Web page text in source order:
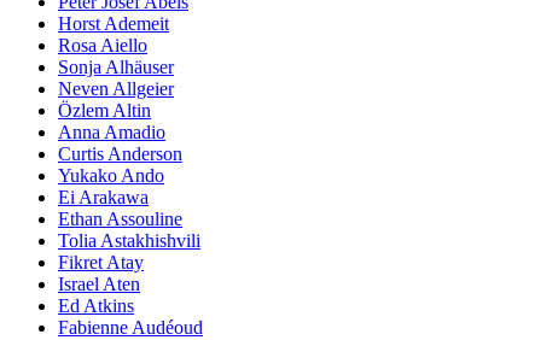
Horst Ademeit
Rosa Aiello
Sonja Alhäuser
Neven Allgeier
Özlem Altin
Anna Amadio
Curtis Anderson
Yukako Ando
Ei Arakawa
Ethan Assouline
Tolia Astakhishvili
Fikret Atay
Israel Aten
Ed Atkins
Fabienne Audéoud